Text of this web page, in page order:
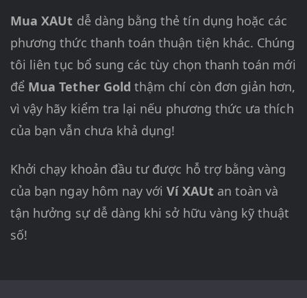
Mua XAUt dễ dàng bằng thẻ tín dụng hoặc các
phương thức thanh toán thuận tiện khác. Chúng
tôi liên tục bổ sung các tùy chọn thanh toán mới
để Mua Tether Goldthậm chí còn đơn giản hơn,
vì vậy hãy kiểm tra lại nếu phương thức ưa thích
của bạn vẫn chưa khả dụng!
Khởi chạy khoản đầu tư được hỗ trợ bằng vàng
của bạn ngay hôm nay vớiVí XAUt an toàn và
tận hưởng sự dễ dàng khi sở hữu vàng kỹ thuật
số!